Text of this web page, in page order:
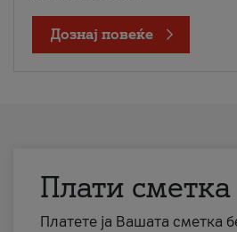
Дознај повеќе
Плати сметка
Платете ја Вашата сметка